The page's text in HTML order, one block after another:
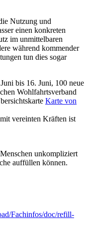
Nutzung und
einen konkreten
im unmittelbaren
während kommender
tun dies sogar
bis 16. Juni, 100 neue
Wohlfahrtsverband
Karte von
vereinten Kräften ist
unkompliziert
auffüllen können.
Fachinfos/doc/refill-